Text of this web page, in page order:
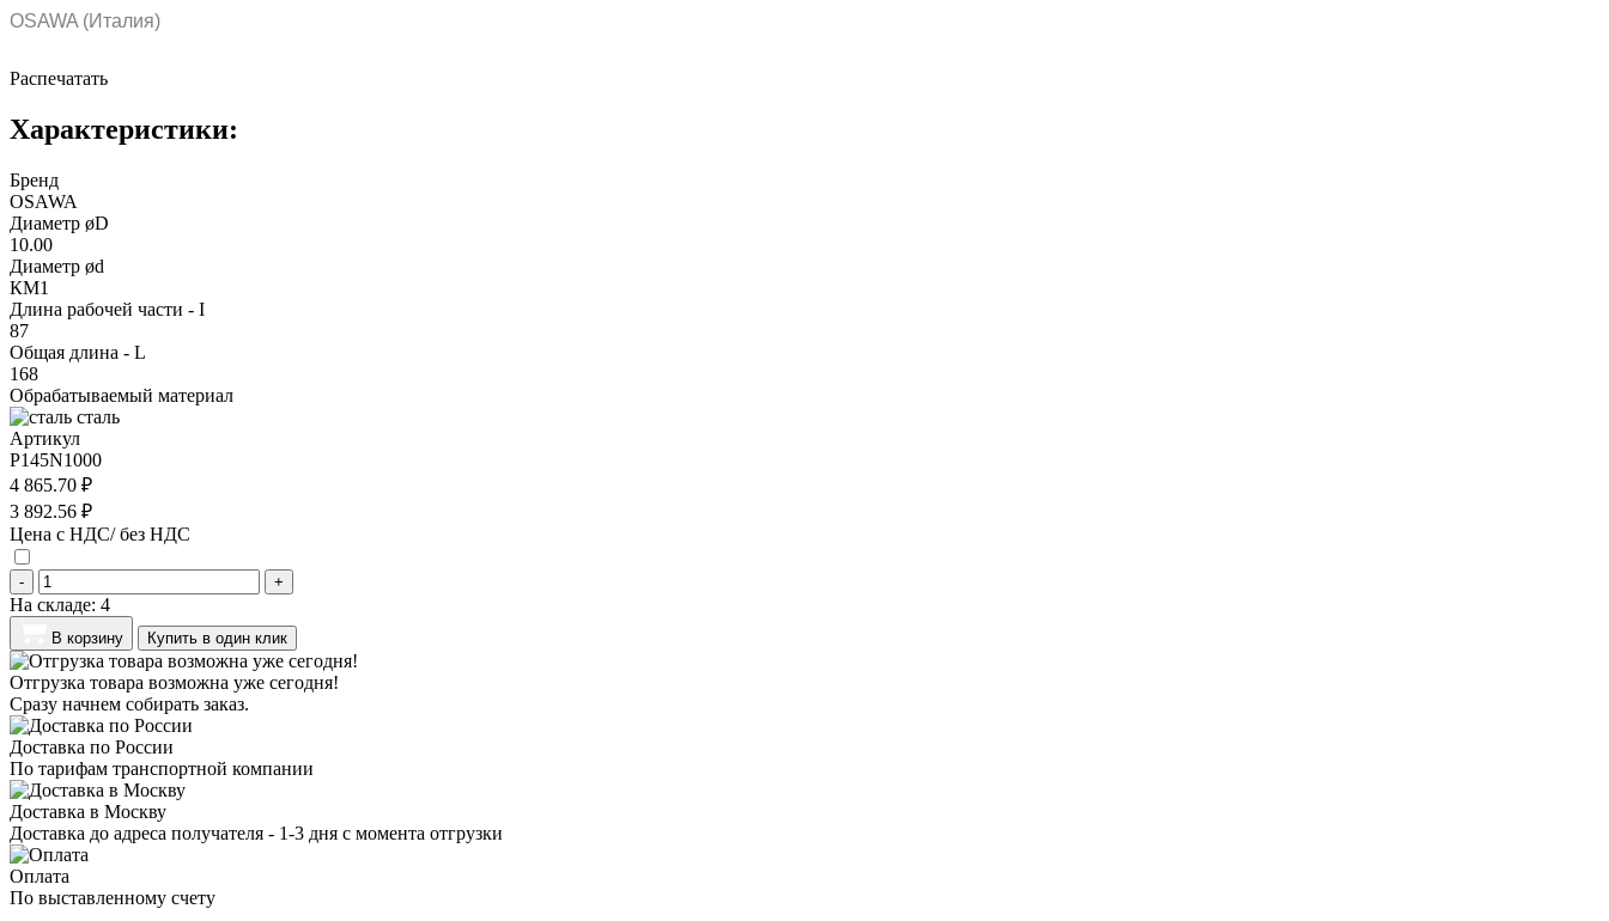
OSAWA (Италия)
Распечатать
Характеристики:
Бренд
OSAWA
Диаметр øD
10.00
Диаметр ød
КМ1
Длина рабочей части - I
87
Общая длина - L
168
Обрабатываемый материал
сталь
Артикул
P145N1000
4 865.70 ₽
3 892.56 ₽
Цена с НДС/ без НДС
- +
На складе: 4
В корзину Купить в один клик
Отгрузка товара возможна уже сегодня!
Сразу начнем собирать заказ.
Доставка по России
По тарифам транспортной компании
Доставка в Москву
Доставка до адреса получателя - 1-3 дня с момента отгрузки
Оплата
По выставленному счету